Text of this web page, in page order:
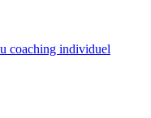
coaching individuel